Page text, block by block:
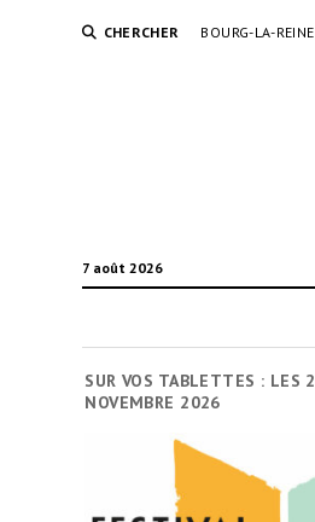
CHERCHER BOURG-LA-REINE
7 août 2026
SUR VOS TABLETTES : LES
NOVEMBRE 2026